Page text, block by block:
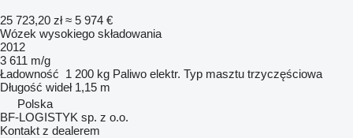
25 723,20 zł ≈ 5 974 €
Wózek wysokiego składowania
2012
3 611 m/g
Ładowność 1 200 kg Paliwo elektr. Typ masztu trzyczęściowa
Długość wideł 1,15 m
Polska
BF-LOGISTYK sp. z o.o.
Kontakt z dealerem